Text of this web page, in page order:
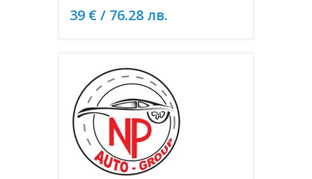
39 € / 76.28 лв.